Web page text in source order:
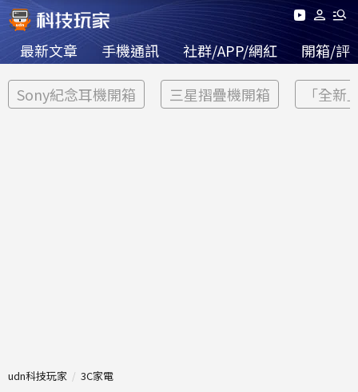
最新文章 手機通訊 社群/APP/網紅 開箱/評
Sony紀念耳機開箱 三星摺疊機開箱 「全新
udn科技玩家 3C家電